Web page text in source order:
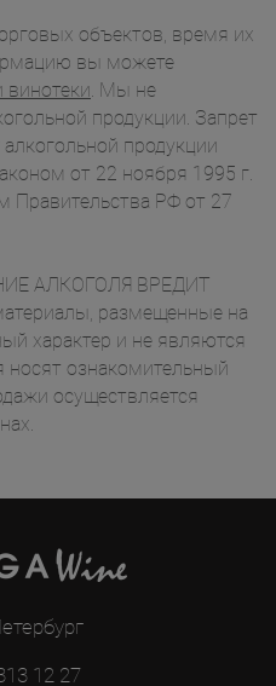
объектов, время их
вы можете
. Мы не
продукции. Запрет
продукции
от 22 ноября 1995 г.
РФ от 27
АЛКОГОЛЯ ВРЕДИТ
размещенные на
характер и не являются
носят ознакомительный
осуществляется
12 27